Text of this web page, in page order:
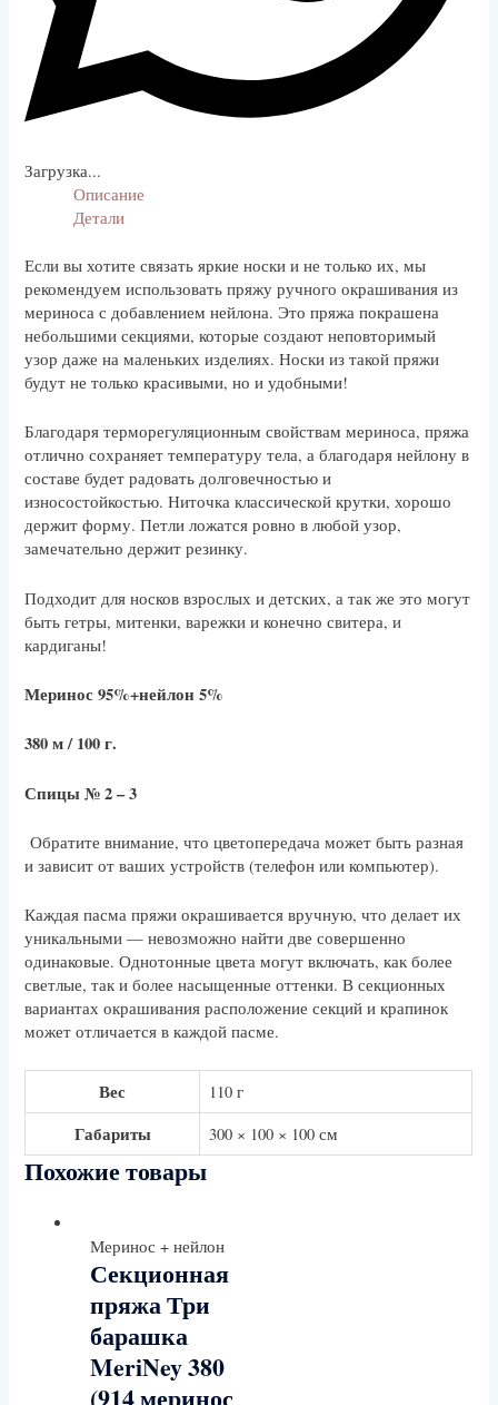
Загрузка...
Описание
Детали
Если вы хотите связать яркие носки и не только их, мы
рекомендуем использовать пряжу ручного окрашивания из
мериноса с добавлением нейлона. Это пряжа покрашена
небольшими секциями, которые создают неповторимый
узор даже на маленьких изделиях. Носки из такой пряжи
будут не только красивыми, но и удобными!
Благодаря терморегуляционным свойствам мериноса, пряжа
отлично сохраняет температуру тела, а благодаря нейлону в
составе будет радовать долговечностью и
износостойкостью. Ниточка классической крутки, хорошо
держит форму. Петли ложатся ровно в любой узор,
замечательно держит резинку.
Подходит для носков взрослых и детских, а так же это могут
быть гетры, митенки, варежки и конечно свитера, и
кардиганы!
Меринос 95%+нейлон 5%
380 м / 100 г.
Спицы № 2 – 3
Обратите внимание, что цветопередача может быть разная
и зависит от ваших устройств (телефон или компьютер).
Каждая пасма пряжи окрашивается вручную, что делает их
уникальными — невозможно найти две совершенно
одинаковые. Однотонные цвета могут включать, как более
светлые, так и более насыщенные оттенки. В секционных
вариантах окрашивания расположение секций и крапинок
может отличается в каждой пасме.
Вес 110 г
Габариты 300 × 100 × 100 см
Похожие товары
Меринос + нейлон
Секционная
пряжа Три
барашка
MeriNey 380
(914 меринос